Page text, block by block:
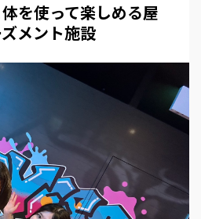
を使って楽しめる屋
メント施設